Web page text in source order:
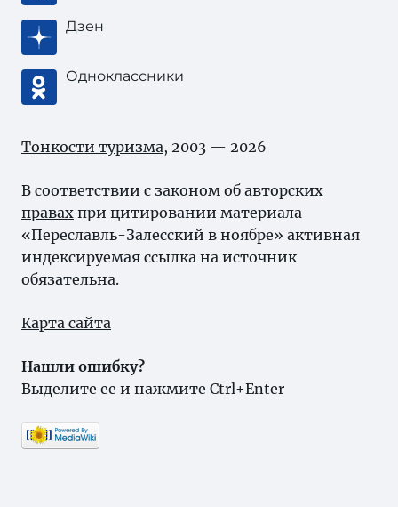
Дзен
Одноклассники
Тонкости туризма, 2003 — 2026
В соответствии с законом об авторских
правах при цитировании материала
«Переславль-Залесский в ноябре» активная
индексируемая ссылка на источник
обязательна.
Карта сайта
Нашли ошибку?
Выделите ее и нажмите Ctrl+Enter